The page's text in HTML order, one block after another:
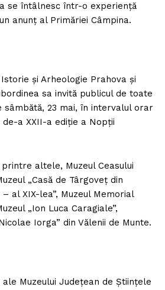
se întâlnesc într-o experienţă
anunţ al Primăriei Câmpina.
şi Arheologie Prahova şi
sa invită publicul de toate
23 mai, în intervalul orar
de-a XXII-a ediţie a Nopţii
altele, Muzeul Ceasului
„Casă de Târgoveţ din
al XIX-lea”, Muzeul Memorial
„Ion Luca Caragiale”,
Iorga” din Vălenii de Munte.
ale Muzeului Judeţean de Ştiinţele